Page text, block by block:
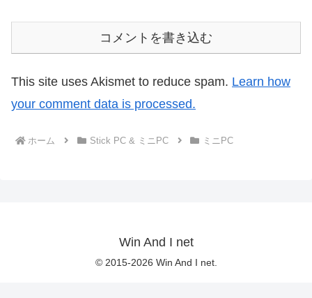
コメントを書き込む
This site uses Akismet to reduce spam. Learn how
your comment data is processed.
ホーム Stick PC & ミニPC ミニPC
Win And I net
© 2015-2026 Win And I net.